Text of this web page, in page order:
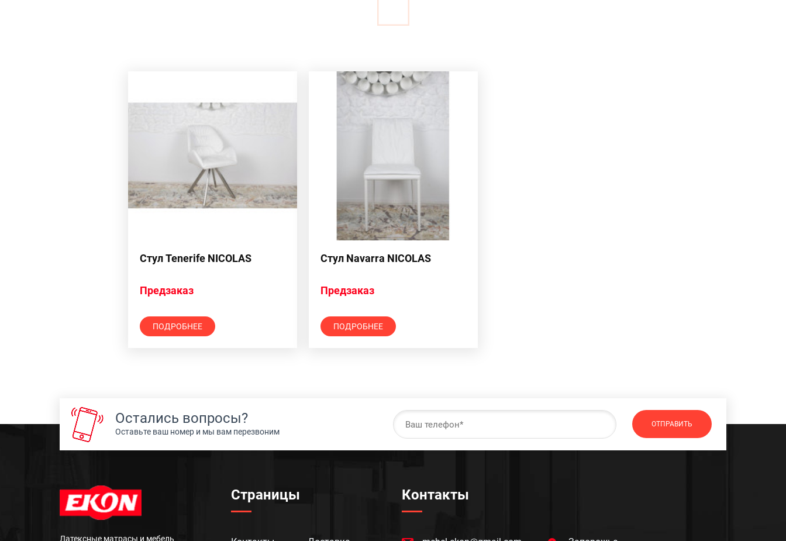
Стул Tenerife NICOLAS
Предзаказ
ПОДРОБНЕЕ
Стул Navarra NICOLAS
Предзаказ
ПОДРОБНЕЕ
Остались вопросы?
Оставьте ваш номер и мы вам перезвоним
Латексные матрасы и мебель
Страницы Контакты